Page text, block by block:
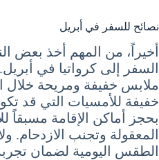
نصائح للسفر في أبريل
أخيراً، من المهم أخذ بعض
السفر إلى كرواتيا في
ملابس خفيفة ومريحة خلال
خفيفة للأمسيات التي قد
بحجز أماكن الإقامة مسبقاً
المعقولة وتجنب الازدحام.
الطقس اليومية لضمان